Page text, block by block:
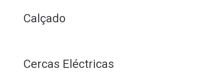
Calçado
Cercas Eléctricas